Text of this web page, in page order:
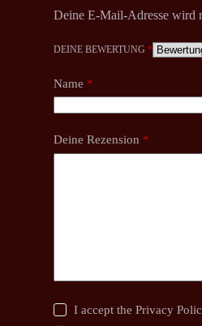
Deine E-Mail-Adresse wird
DEINE BEWERTUNG *
Name *
Deine Rezension *
I accept the Privacy